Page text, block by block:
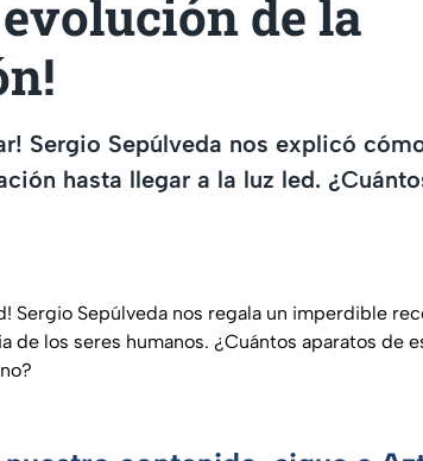
de la
Sergio Sepúlveda nos explicó
hasta llegar a la luz led.
Sergio Sepúlveda nos regala un imperdible
de los seres humanos. ¿Cuántos aparatos de